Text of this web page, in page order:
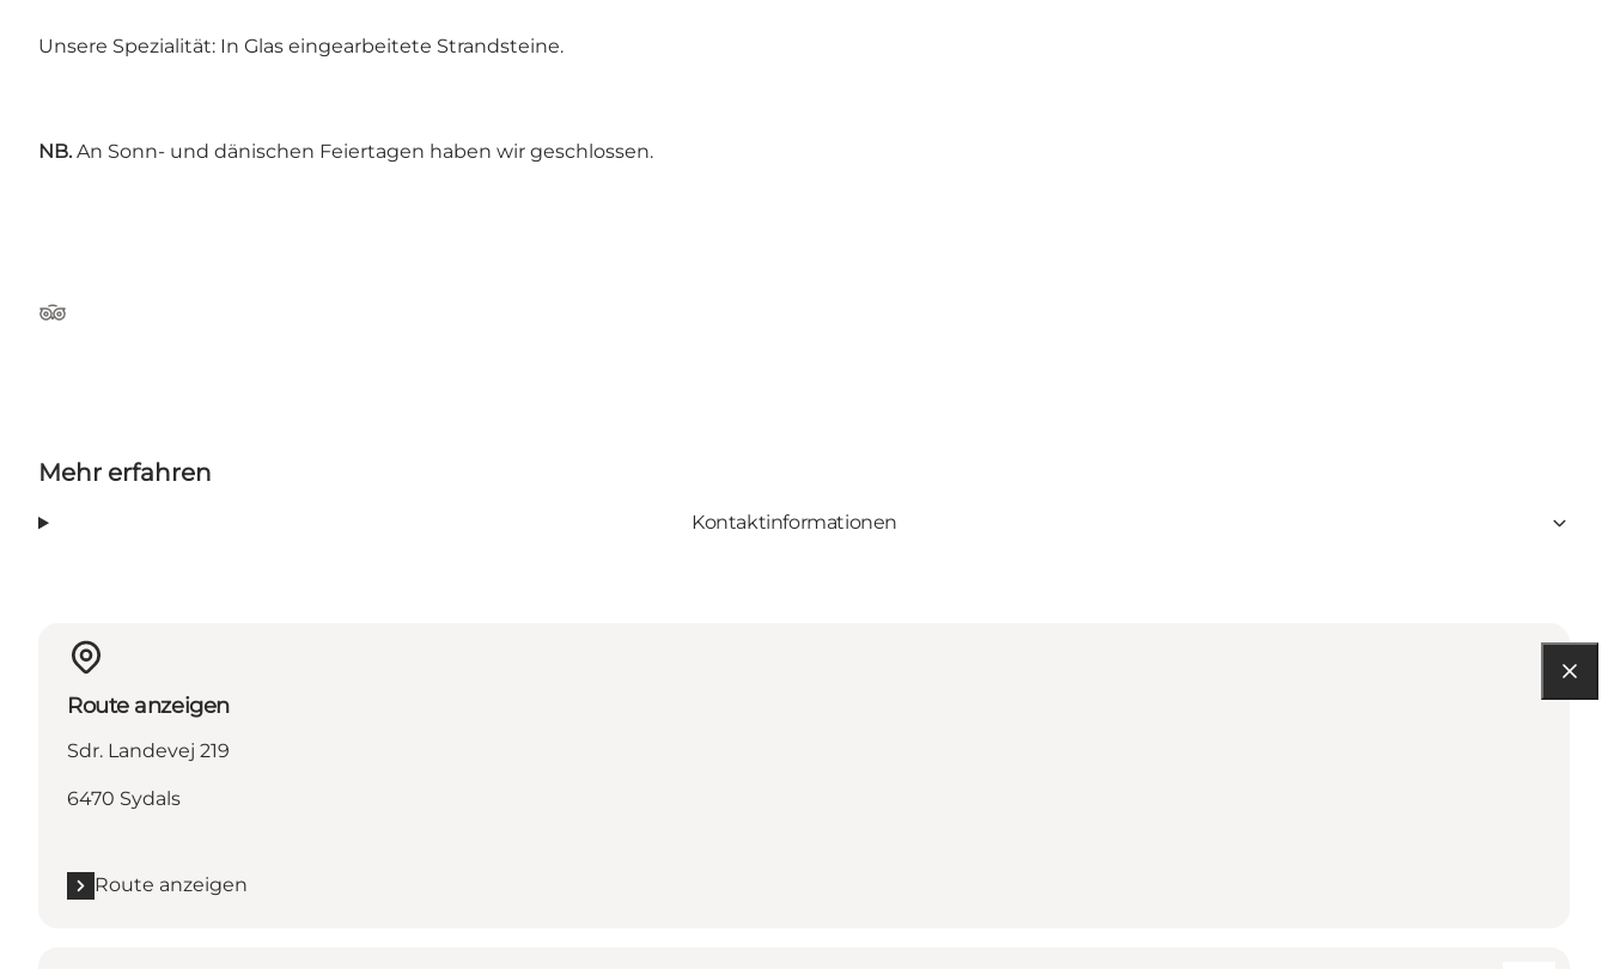
Unsere Spezialität: In Glas eingearbeitete Strandsteine.
NB. An Sonn- und dänischen Feiertagen haben wir geschlossen.
Tripadvisor
Mehr erfahren
Kontaktinformationen
Route anzeigen
Sdr. Landevej 219
6470 Sydals
Route anzeigen